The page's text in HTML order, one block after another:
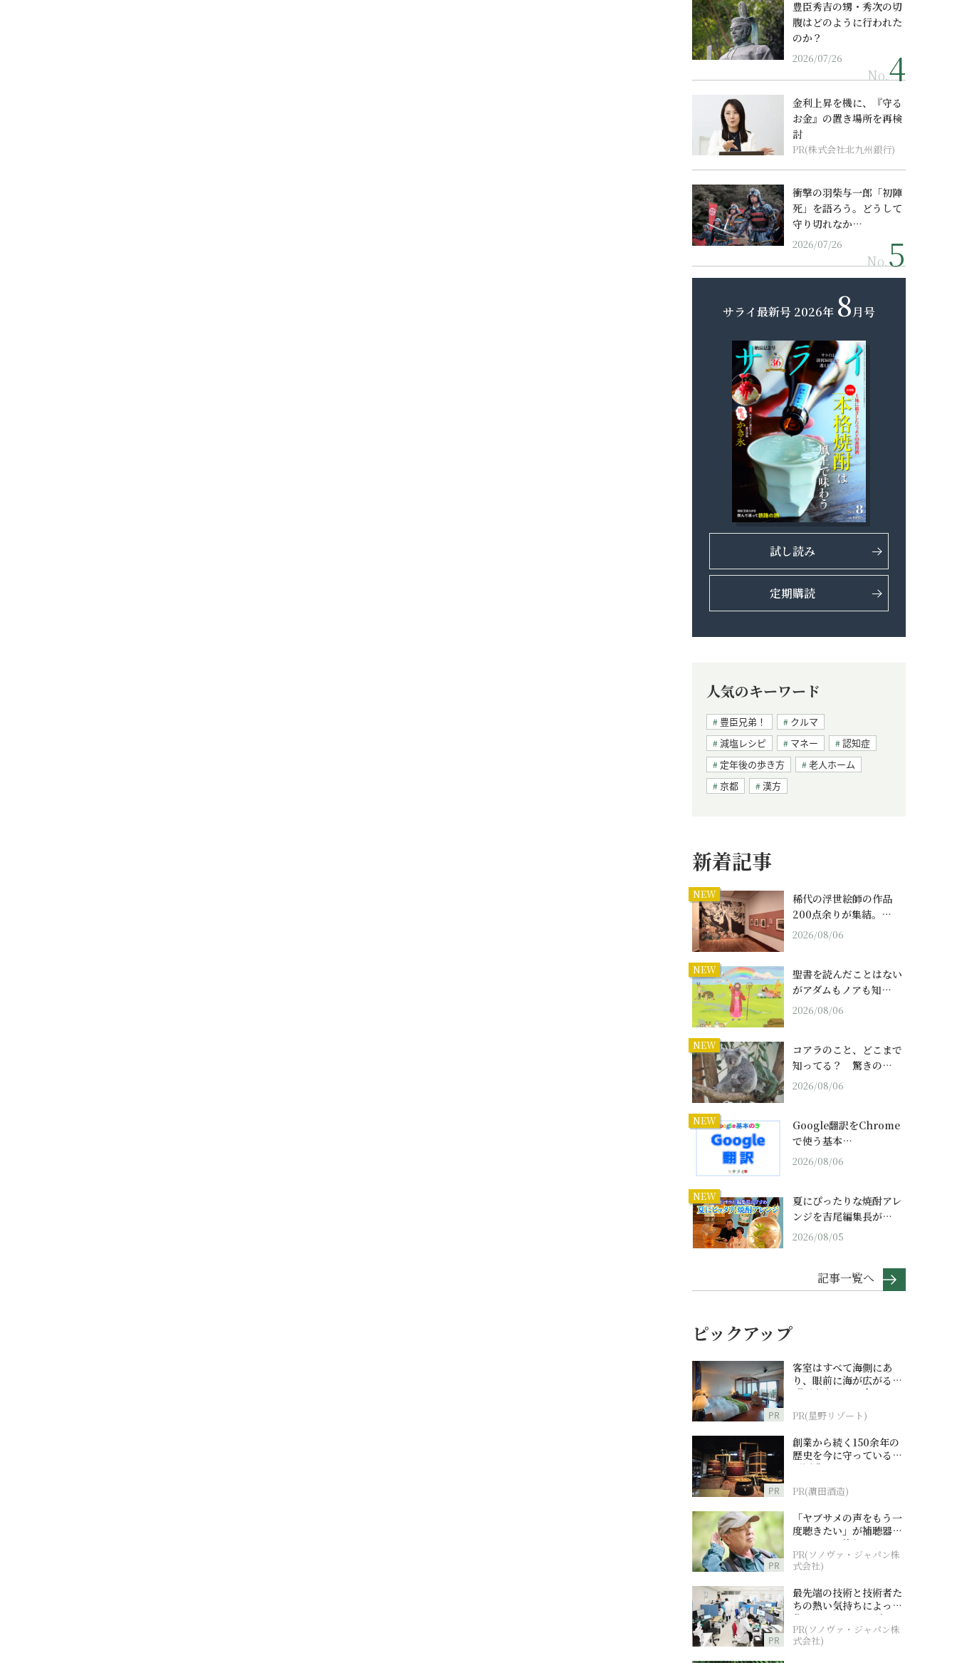
豊臣秀吉の甥・秀次の切
腹はどのように行われた
のか？
2026/07/26
No.
金利上昇を機に、『守る
お金』の置き場所を再検
討
PR(株式会社北九州銀行)
衝撃の羽柴与一郎「初陣
死」を語ろう。どうして
守り切れなか…
2026/07/26
No.
サライ最新号 2026年 8月号
試し読み
定期購読
人気のキーワード
豊臣兄弟！
クルマ
減塩レシピ
マネー
認知症
定年後の歩き方
老人ホーム
京都
漢方
新着記事
NEW
稀代の浮世絵師の作品
200点余りが集結。…
2026/08/06
NEW
聖書を読んだことはない
がアダムもノアも知…
2026/08/06
NEW
コアラのこと、どこまで
知ってる？ 驚きの…
2026/08/06
NEW
Google翻訳をChrome
で使う基本…
2026/08/06
NEW
夏にぴったりな焼酎アレ
ンジを吉尾編集長が…
2026/08/05
記事一覧へ
ピックアップ
PR
客室はすべて海側にあ
り、眼前に海が広がる
『西表島ホテル by 星野
PR(星野リゾート)
PR
創業から続く150余年の
歴史を今に守っている濵
田酒造
PR(濵田酒造)
PR
「ヤブサメの声をもう一
度聴きたい」が補聴器チ
ャレンジの後押しに
PR(ソノヴァ・ジャパン株
式会社)
PR
最先端の技術と技術者た
ちの熱い気持ちによって
作られているオーダーメ
イド補聴器
PR(ソノヴァ・ジャパン株
式会社)